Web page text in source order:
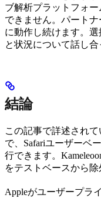
ブ解析プラットフォ
できません。パート
に動作し続けます。
と状況について話し合
結論
この記事で詳述され
で、Safariユーザーベ
行できます。
をテストベースから
Appleがユーザープラ